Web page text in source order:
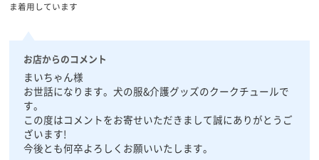
ま着用しています
お店からのコメント
まいちゃん様
お世話になります。犬の服&介護グッズのクークチュールで
す。
この度はコメントをお寄せいただきまして誠にありがとうご
ざいます!
今後とも何卒よろしくお願いいたします。